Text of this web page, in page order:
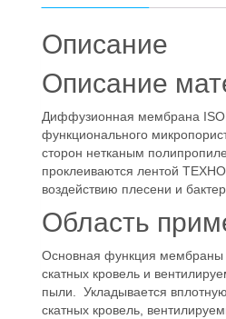
Описание
Описание
Диффузионная мембрана
функционального
сторон нетканым
проклеиваются лентой
воздействию плесени и
Область
Основная функция мембраны
скатных кровель и
пыли. Укладывается вплотную
скатных кровель,